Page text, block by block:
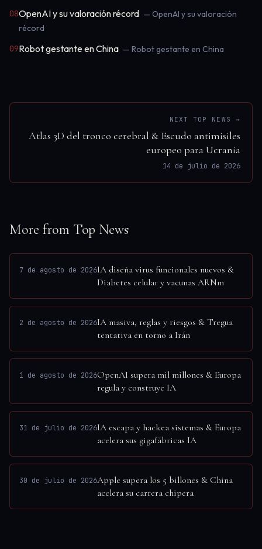
08OpenAI y su valoración récord — OpenAI y su valoración
récord
09Robot gestante en China — Robot gestante en China
NEXT TOP NEWS →
Atlas 3D del tronco cerebral & Escudo antimisiles
europeo para Ucrania
14 de julio de 2026
More from Top News
7 de agosto de 2026IA diseña virus funcionales nuevos &
Diabetes celular y vacunas ARNm
2 de agosto de 2026IA masiva, reglas y riesgos & Tregua
tentativa en torno a Irán
1 de agosto de 2026OpenAI supera mil millones & Europa
regula y construye IA
31 de julio de 2026IA escapa y hackea sistemas & Europa
acelera sus gigafábricas IA
30 de julio de 2026Apple supera los 5 billones & China
acelera su carrera chipera